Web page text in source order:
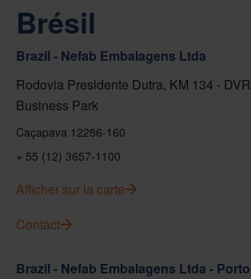
Brésil
Brazil - Nefab Embalagens Ltda
Rodovia Presidente Dutra, KM 134 - DVR
Business Park
Caçapava 12286-160
+ 55 (12) 3657-1100
Afficher sur la carte
Contact
Brazil - Nefab Embalagens Ltda - Porto